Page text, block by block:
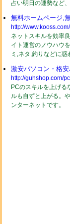
占い明日の運勢など
無料ホームページ,
http://
ネットスキルを効率
イト運営のノウハウ
ミ,ネタ,釣りなどに惑
激安パソコン・格
http://guhshop.com/
PCのスキルを上げる
ルも自ずと上がる。
ンターネットです。